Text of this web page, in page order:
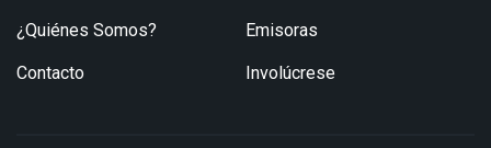
¿Quiénes Somos?
Contacto
Emisoras
Involúcrese